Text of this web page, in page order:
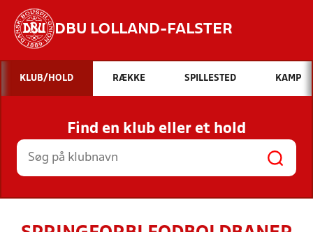
DBU LOLLAND-FALSTER
Hvad vil du søge efter?
INDHOLD OG NYHEDER
STILLINGER, RESULTATER, KLUBBER OG
HOLD
KLUB/HOLD RÆKKE SPILLESTED KAMP
Find en klub eller et hold